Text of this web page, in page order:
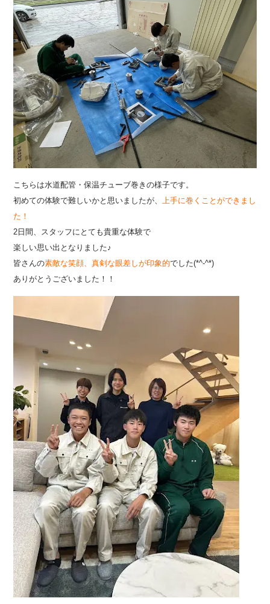
こちらは水道配管・保温チューブ巻きの様子です。
初めての体験で難しいかと思いましたが、
上手に巻くことができまし
た！
2日間、スタッフにとても貴重な体験で
楽しい思い出となりました♪
皆さんの素敵な笑顔、真剣な眼差しが印象的でした(*^-^*)
ありがとうございました！！